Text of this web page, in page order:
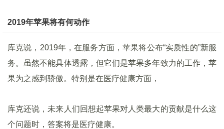
2019年苹果将有何动作
库克说，2019年，在服务方面，苹果将公布“实质性的”新服
务。虽然不能具体透露，但它们是苹果多年致力的工作，苹
果为之感到骄傲。特别是在医疗健康方面，
库克还说，未来人们回想起苹果对人类最大的贡献是什么这
个问题时，答案将是医疗健康。